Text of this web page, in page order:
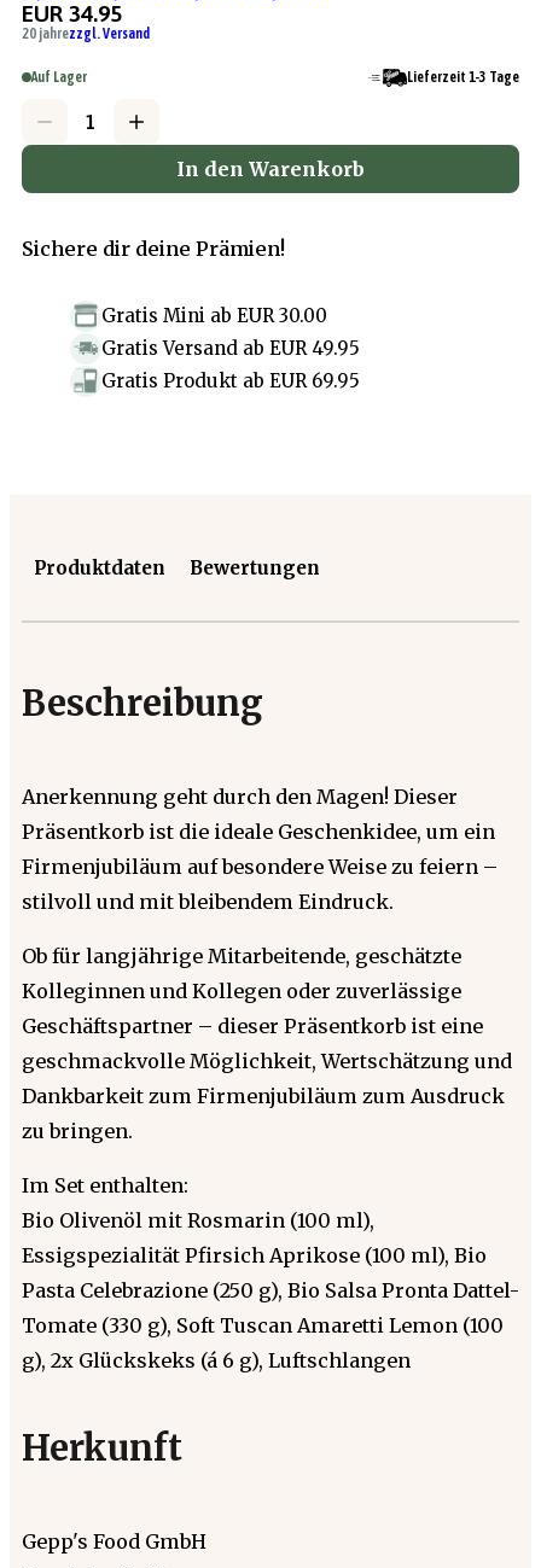
EUR 34.95
20 jahrezzgl. Versand
Auf Lager Lieferzeit 1-3 Tage
In den Warenkorb
Sichere dir deine Prämien!
Gratis Mini ab EUR 30.00
Gratis Versand ab EUR 49.95
Gratis Produkt ab EUR 69.95
Produktdaten Bewertungen
Beschreibung
Anerkennung geht durch den Magen! Dieser
Präsentkorb ist die ideale Geschenkidee, um ein
Firmenjubiläum auf besondere Weise zu feiern –
stilvoll und mit bleibendem Eindruck.
Ob für langjährige Mitarbeitende, geschätzte
Kolleginnen und Kollegen oder zuverlässige
Geschäftspartner – dieser Präsentkorb ist eine
geschmackvolle Möglichkeit, Wertschätzung und
Dankbarkeit zum Firmenjubiläum zum Ausdruck
zu bringen.
Im Set enthalten:
Bio Olivenöl mit Rosmarin (100 ml),
Essigspezialität Pfirsich Aprikose (100 ml), Bio
Pasta Celebrazione (250 g), Bio Salsa Pronta Dattel-
Tomate (330 g), Soft Tuscan Amaretti Lemon (100
g), 2x Glückskeks (á 6 g), Luftschlangen
Herkunft
Gepp's Food GmbH